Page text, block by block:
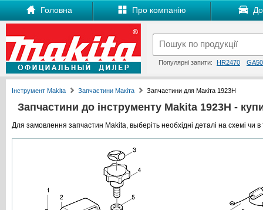
Головна Про компанію
Популярні запити: HR2470
Інструмент Makita Запчастини Макіта Запчастини для Макіта 1923H
Запчастини до інструменту Makita 1923H -
Для замовлення запчастин Makita, выберіть необхідні деталі на схемі чи в